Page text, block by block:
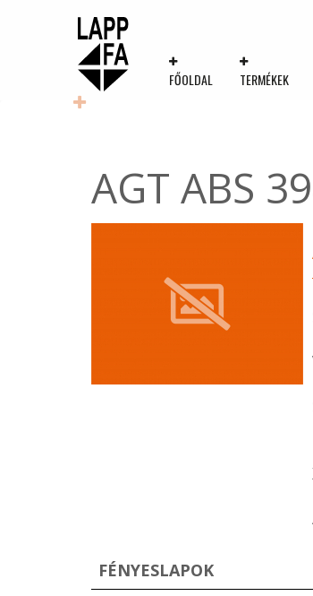
FŐOLDAL TERMÉKEK
AGT ABS
FÉNYESLAPOK